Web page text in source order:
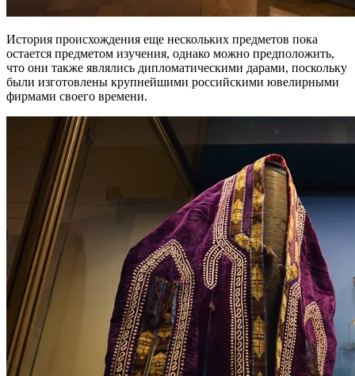
История происхождения еще нескольких предметов пока
остается предметом изучения, однако можно предположить,
что они также являлись дипломатическими дарами, поскольку
были изготовлены крупнейшими российскими ювелирными
фирмами своего времени.